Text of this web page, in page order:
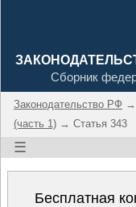
Сборник
Законодательство РФ →
(часть 1) → Статья 343
☰
Бесплатная